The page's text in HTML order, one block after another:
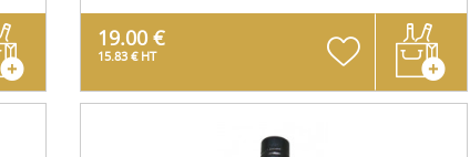
19.00 €
15.83 € HT